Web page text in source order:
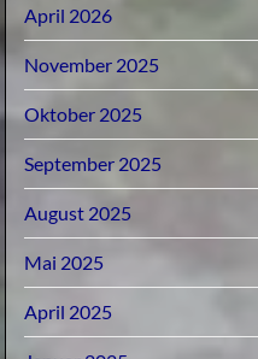
April 2026
November 2025
Oktober 2025
September 2025
August 2025
Mai 2025
April 2025